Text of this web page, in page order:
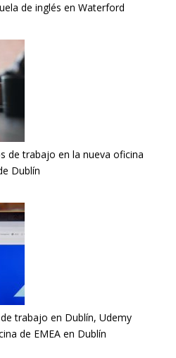
de inglés en Waterford
de trabajo en la nueva oficina
Dublín
trabajo en Dublín, Udemy
de EMEA en Dublín